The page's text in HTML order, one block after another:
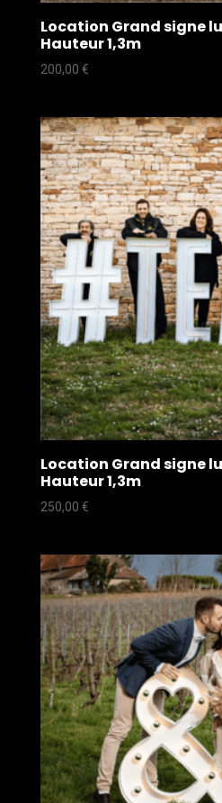
Location Grand signe
Hauteur 1,3m
200,00 €
Location Grand signe
Hauteur 1,3m
250,00 €